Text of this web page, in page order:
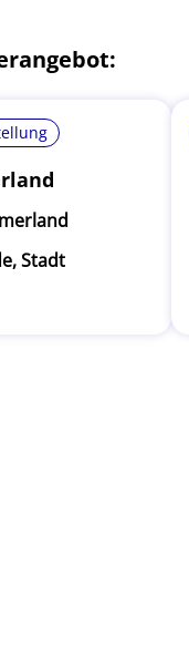
Stadt